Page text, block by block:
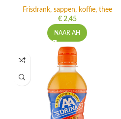
Frisdrank, sappen, koffie, thee
€2,45
NAAR AH